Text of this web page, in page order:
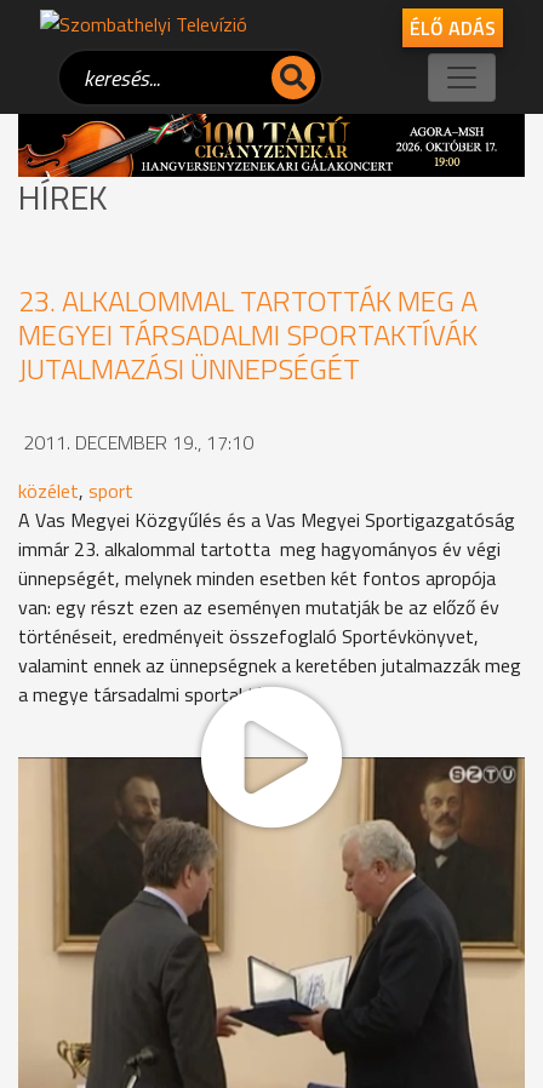
ÉLŐ ADÁS
HÍREK
23. ALKALOMMAL TARTOTTÁK MEG A
MEGYEI TÁRSADALMI SPORTAKTÍVÁK
JUTALMAZÁSI ÜNNEPSÉGÉT
2011. DECEMBER 19., 17:10
közélet, sport
A Vas Megyei Közgyűlés és a Vas Megyei Sportigazgatóság
immár 23. alkalommal tartotta meg hagyományos év végi
ünnepségét, melynek minden esetben két fontos apropója
van: egy részt ezen az eseményen mutatják be az előző év
történéseit, eredményeit összefoglaló Sportévkönyvet,
valamint ennek az ünnepségnek a keretében jutalmazzák meg
a megye társadalmi sportaktíváit.
Nem történt ez másként most sem: A Reguly Antal
Általános Iskola diákjai által előadott verses-zenés karácsonyi
műsort követően Gadányi Károly professzor, a Vas
MegyeiSportági Szakszövetségek elnöke szólt néhány szót a
nyomdából frisseben kikerült kiadványról.
Az elismerések, kitüntetések átadása az életműdíjak
kiosztásával vette kezdetét. Ebben az elismerésben két
sportember részesült: Papp Tibor, a megyei súlyemelő
szövetség volt elnöke, több jelentős verseny szervezője,
rendezője, valamint Varga Lajos, aki több mint negyven